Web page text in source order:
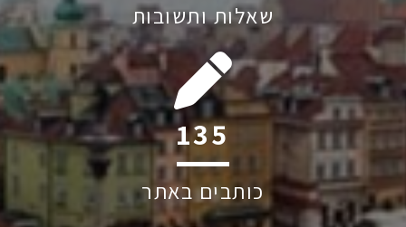
שאלות ותשובות
204
כותבים באתר